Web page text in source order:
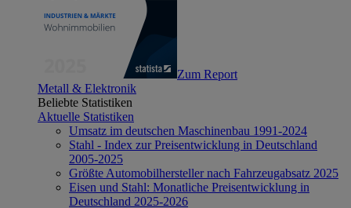
Zum Report
Metall & Elektronik
Beliebte Statistiken
Aktuelle Statistiken
Umsatz im deutschen Maschinenbau 1991-2024
Stahl - Index zur Preisentwicklung in Deutschland
2005-2025
Größte Automobilhersteller nach Fahrzeugabsatz 2025
Eisen und Stahl: Monatliche Preisentwicklung in
Deutschland 2025-2026